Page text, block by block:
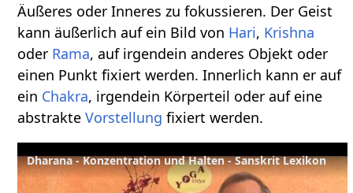
Äußeres oder Inneres zu fokussieren. Der Geist
kann äußerlich auf ein Bild von Hari, Krishna
oder Rama, auf irgendein anderes Objekt oder
einen Punkt fixiert werden. Innerlich kann er auf
ein Chakra, irgendein Körperteil oder auf eine
abstrakteVorstellung fixiert werden.
Dharana - Konzentration und Halten - Sanskrit Lexikon